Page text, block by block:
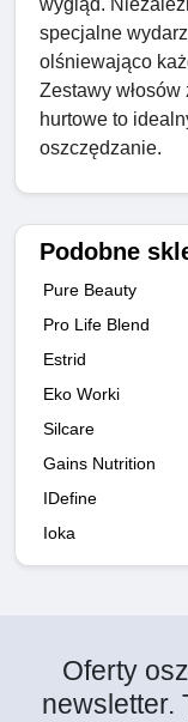
wygląd.
specjalne
olśniewająco
Zestawy
hurtowe to
oszczędzanie.
Podobne
Pure Beauty
Pro Life Blend
Estrid
Eko Worki
Silcare
Gains Nutrition
IDefine
Ioka
Oferty
newsletter.